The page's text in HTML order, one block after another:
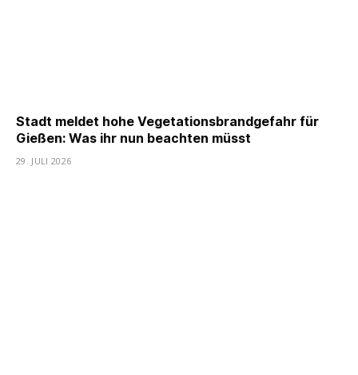
Stadt meldet hohe Vegetationsbrandgefahr für
Gießen: Was ihr nun beachten müsst
29. JULI 2026